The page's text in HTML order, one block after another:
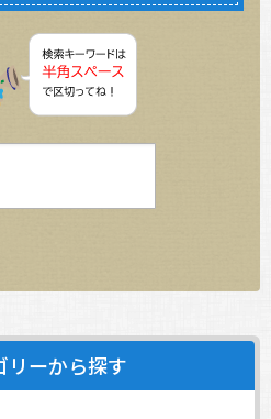
リーから探す